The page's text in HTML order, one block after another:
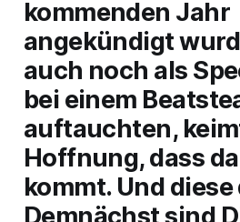
kommenden Jahr
angekündigt
auch noch als
bei einem
auftauchten,
Hoffnung, dass
kommt. Und diese